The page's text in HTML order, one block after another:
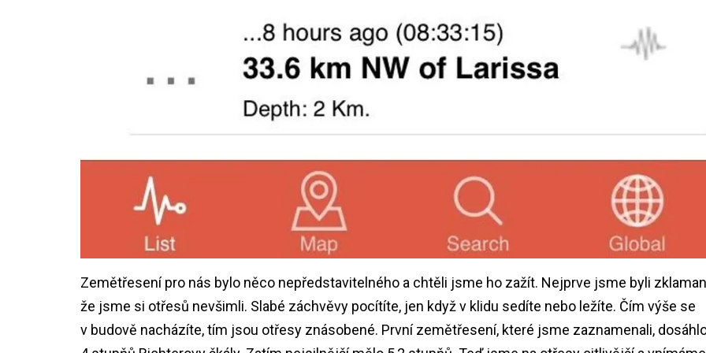
Zemětřesení pro nás bylo něco nepředstavitelného a chtěli jsme ho zažít. Nejprve jsme byli
že jsme si otřesů nevšimli. Slabé záchvěvy pocítíte, jen když v klidu sedíte nebo ležíte. Čím výše se
v budově nacházíte, tím jsou otřesy znásobené. První zemětřesení, které jsme zaznamenali,